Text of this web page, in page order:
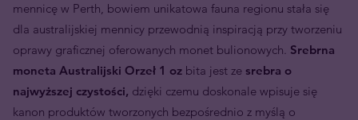
mennicę w Perth, bowiem unikatowa fauna regionu stała się
dla australijskiej mennicy przewodnią inspiracją przy tworzeniu
oprawy graficznej oferowanych monet bulionowych. Srebrna
moneta Australijski Orzeł 1 oz bita jest ze srebra o
najwyższej czystości, dzięki czemu doskonale wpisuje się
kanon produktów tworzonych bezpośrednio z myślą o